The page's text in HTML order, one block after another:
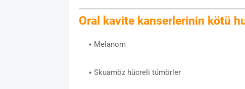
Oral kavite kanserlerinin kötü
Melanom
Skuamöz hücreli tümörler